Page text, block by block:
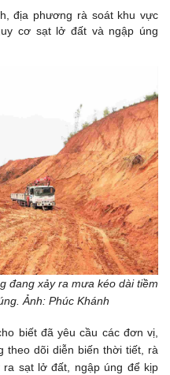
địa phương rà soát khu vực
cơ sạt lở đất và ngập úng
đang xảy ra mưa kéo dài tiềm
Ảnh: Phúc Khánh
biết đã yêu cầu các đơn vị,
theo dõi diễn biến thời tiết, rà
sạt lở đất, ngập úng để kịp